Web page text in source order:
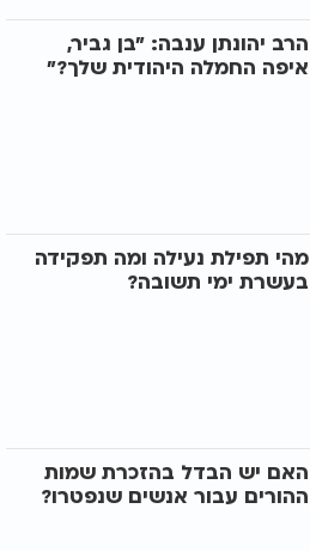
הרב יהונתן ענבה: "בן גביר,
איפה החמלה היהודית שלך?"
מהי תפילת נעילה ומה תפקידה
בעשרת ימי תשובה?
האם יש הבדל בהזכרת שמות
ההורים עבור אנשים שנפטרו?